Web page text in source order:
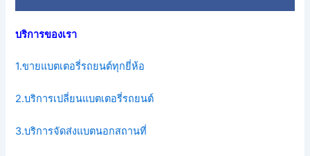
บริการของเรา
1.ขายแบตเตอรี่รถยนต์ทุกยี่ห้อ
2.บริการเปลี่ยนแบตเตอรี่รถยนต์
3.บริการจัดส่งแบตนอกสถานที่